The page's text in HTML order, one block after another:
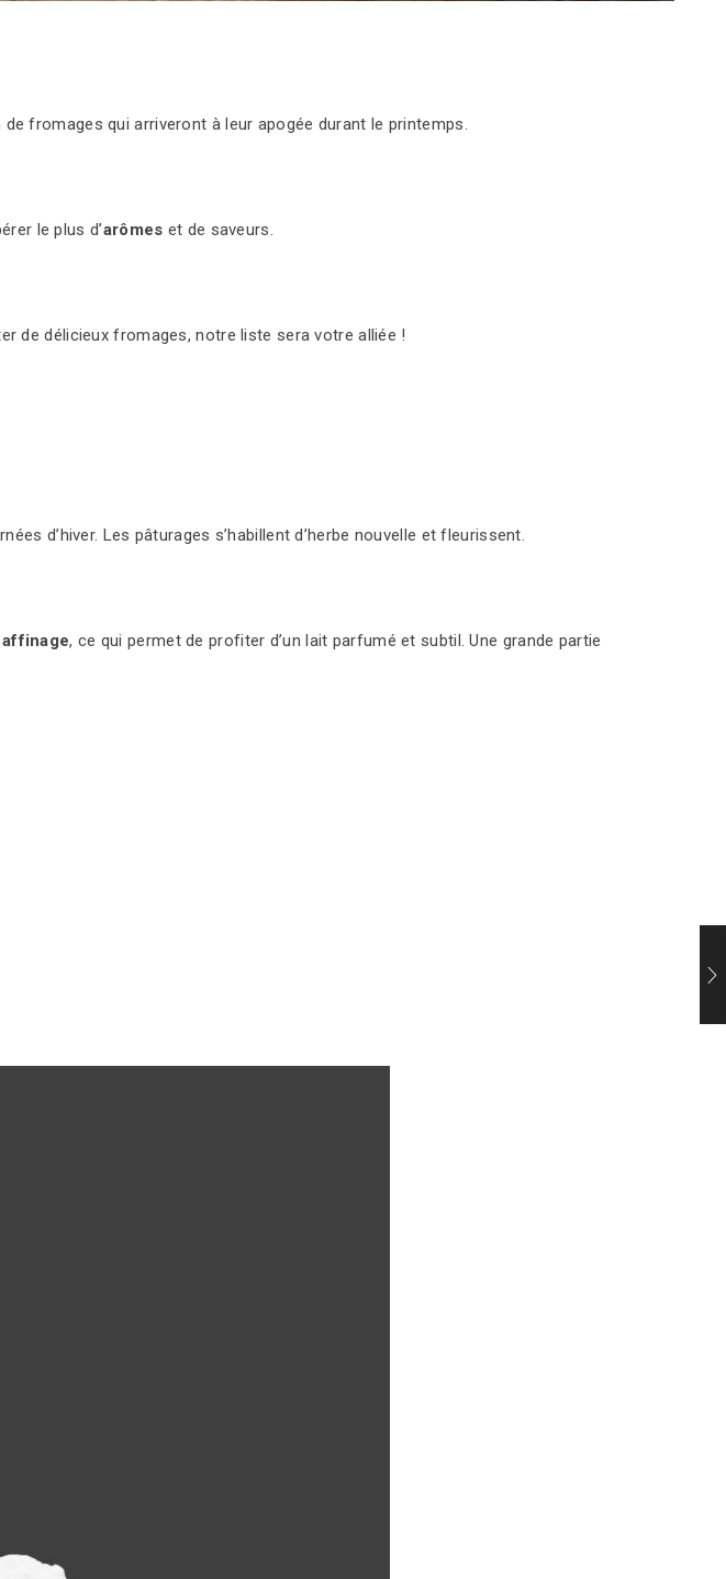
fromages qui arriveront à leur apogée durant le printemps.
le plus d’arômes et de saveurs.
de délicieux fromages, notre liste sera votre alliée !
d’hiver. Les pâturages s’habillent d’herbe nouvelle et fleurissent.
, ce qui permet de profiter d’un lait parfumé et subtil. Une grande partie